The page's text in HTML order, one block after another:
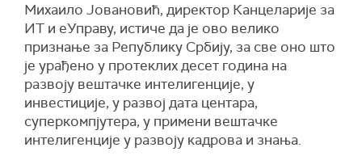
Михаило Јовановић, директор Канцеларије за
ИТ и еУправу, истиче да је ово велико
признање за Републику Србију, за све оно што
је урађено у протеклих десет година на
развоју вештачке интелигенције, у
инвестиције, у развој дата центара,
суперкомпјутера, у примени вештачке
интелигенције у развоју кадрова и знања.